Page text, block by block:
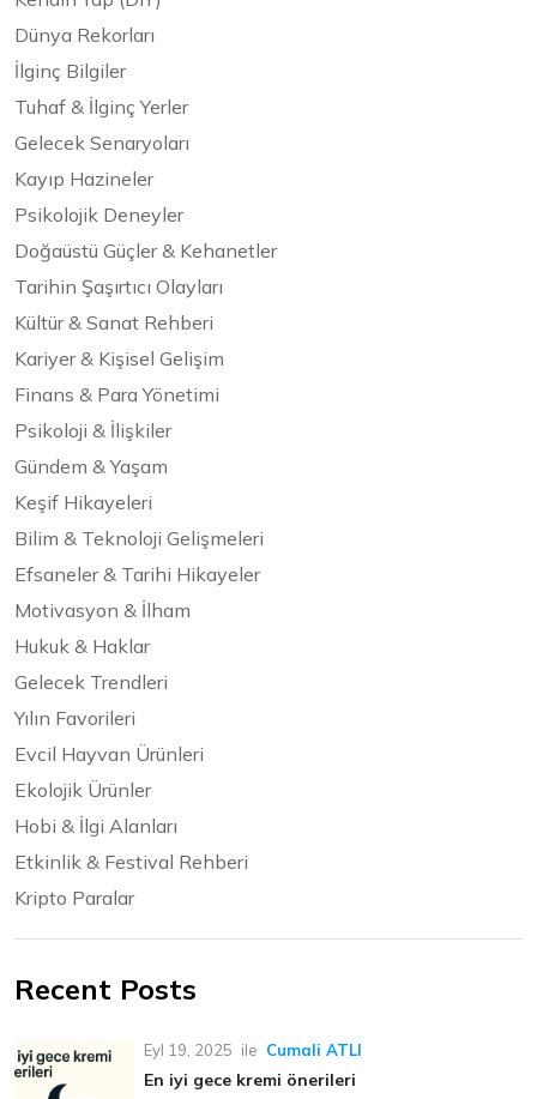
Dünya Rekorları
İlginç Bilgiler
Tuhaf & İlginç Yerler
Gelecek Senaryoları
Kayıp Hazineler
Psikolojik Deneyler
Doğaüstü Güçler & Kehanetler
Tarihin Şaşırtıcı Olayları
Kültür & Sanat Rehberi
Kariyer & Kişisel Gelişim
Finans & Para Yönetimi
Psikoloji & İlişkiler
Gündem & Yaşam
Keşif Hikayeleri
Bilim & Teknoloji Gelişmeleri
Efsaneler & Tarihi Hikayeler
Motivasyon & İlham
Hukuk & Haklar
Gelecek Trendleri
Yılın Favorileri
Evcil Hayvan Ürünleri
Ekolojik Ürünler
Hobi & İlgi Alanları
Etkinlik & Festival Rehberi
Kripto Paralar
Recent Posts
Eyl 19, 2025 ile Cumali ATLI
En iyi gece kremi önerileri